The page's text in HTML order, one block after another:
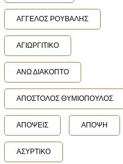
ΑΓΓΕΛΟΣ ΡΟΥΒΑΛΗΣ
ΑΓΙΩΡΓΙΤΙΚΟ
ΑΝΩ ΔΙΑΚΟΠΤΟ
ΑΠΟΣΤΟΛΟΣ ΘΥΜΙΟΠΟΥΛΟΣ
ΑΠΟΨΕΙΣ ΑΠΟΨΗ
ΑΣΥΡΤΙΚΟ